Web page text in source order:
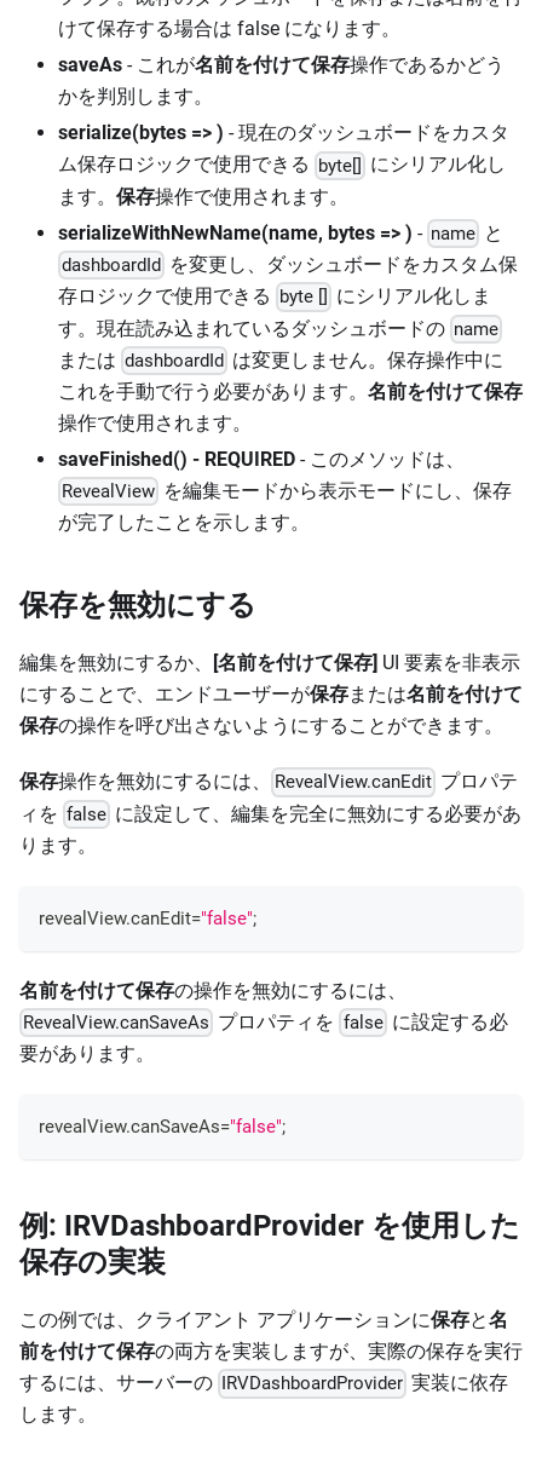
けて保存する場合は false になります。
saveAs - これが名前を付けて保存操作であるかどう
かを判別します。
serialize(bytes => ) - 現在のダッシュボードをカスタ
ム保存ロジックで使用できる byte[] に​​シリアル化し
ます。 保存操作で使用されます。
serializeWithNewName(name, bytes => ) - name と
dashboardId を変更し、ダッシュボードをカスタム保
存ロジックで使用できる
byte []
に​​シリアル化しま
す。現在読み込まれているダッシュボードの name
または dashboardId は変更しません。保存操作中に
これを手動で行う必要があります。 名前を付けて保存
操作で使用されます。
saveFinished() - REQUIRED - このメソッドは、
RevealView を編集モードから表示モードにし、保存
が完了したことを示します。
保存を無効にする
編集を無効にするか、 [名前を付けて保存] UI 要素を非表示
にすることで、エンドユーザーが保存または名前を付けて
保存の操作を呼び出さないようにすることができます。
保存操作を無効にするには、 RevealView.canEdit プロパテ
ィを false に設定して、編集を完全に無効にする必要があ
ります。
revealView.canEdit="false";
名前を付けて保存の操作を無効にするには、
RevealView.canSaveAs プロパティを false に設定する必
要があります。
revealView.canSaveAs="false";
例: IRVDashboardProvider を使用した
保存の実装
この例では、クライアント アプリケーションに保存と名
前を付けて保存の両方を実装しますが、実際の保存を実行
するには、サーバーの
IRVDashboardProvider 実装に依存
します。